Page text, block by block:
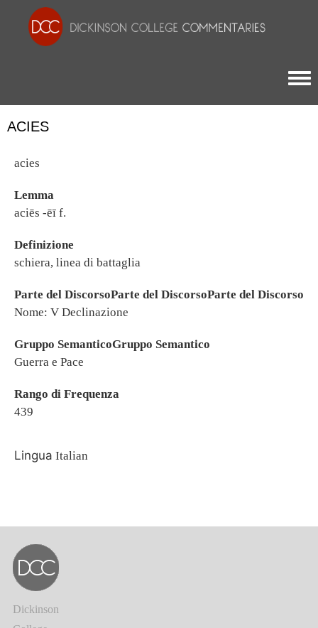
ACIES
acies
Lemma
aciēs -ēī f.
Definizione
schiera, linea di battaglia
Parte del DiscorsoParte del DiscorsoParte del Discorso
Nome: V Declinazione
Gruppo SemanticoGruppo Semantico
Guerra e Pace
Rango di Frequenza
439
Lingua Italian
Dickinson